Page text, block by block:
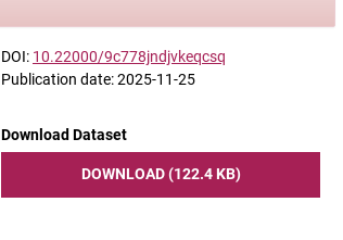
DOI: 10.22000/9c778jndjvkeqcsq
Publication date: 2025-11-25
Download Dataset
DOWNLOAD (122.4 KB)